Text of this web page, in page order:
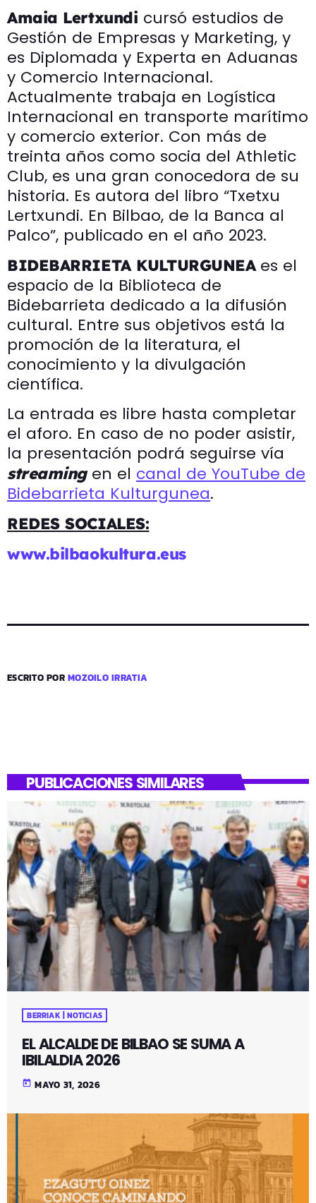
Amaia Lertxundi cursó estudios de
Gestión de Empresas y Marketing, y
es Diplomada y Experta en Aduanas
y Comercio Internacional.
Actualmente trabaja en Logística
Internacional en transporte marítimo
y comercio exterior. Con más de
treinta años como socia del Athletic
Club, es una gran conocedora de su
historia. Es autora del libro “Txetxu
Lertxundi. En Bilbao, de la Banca al
Palco”, publicado en el año 2023.
BIDEBARRIETA KULTURGUNEAes el
espacio de la Biblioteca de
Bidebarrieta dedicado a la difusión
cultural. Entre sus objetivos está la
promoción de la literatura, el
conocimiento y la divulgación
científica.
La entrada es libre hasta completar
el aforo. En caso de no poder asistir,
la presentación podrá seguirse vía
streamingen el canal de YouTube de
Bidebarrieta Kulturgunea.
REDES SOCIALES:
www.bilbaokultura.eus
ESCRITO PORMOZOILO IRRATIA
PUBLICACIONES SIMILARES
BERRIAK | NOTICIAS
EL ALCALDE DE BILBAO SE SUMA A
IBILALDIA 2026
today MAYO 31, 2026